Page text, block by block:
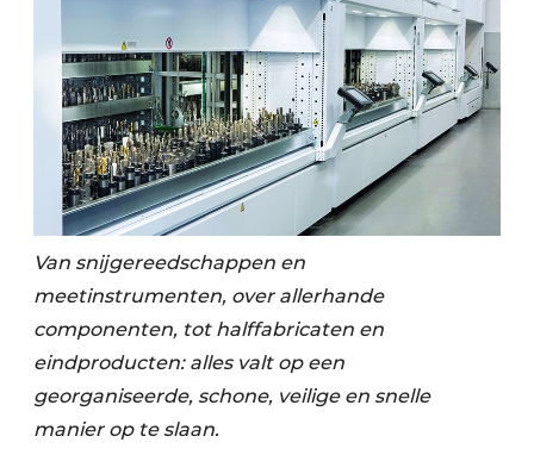
Van snijgereedschappen en
meetinstrumenten, over allerhande
componenten, tot halffabricaten en
eindproducten: alles valt op een
georganiseerde, schone, veilige en snelle
manier op te slaan.